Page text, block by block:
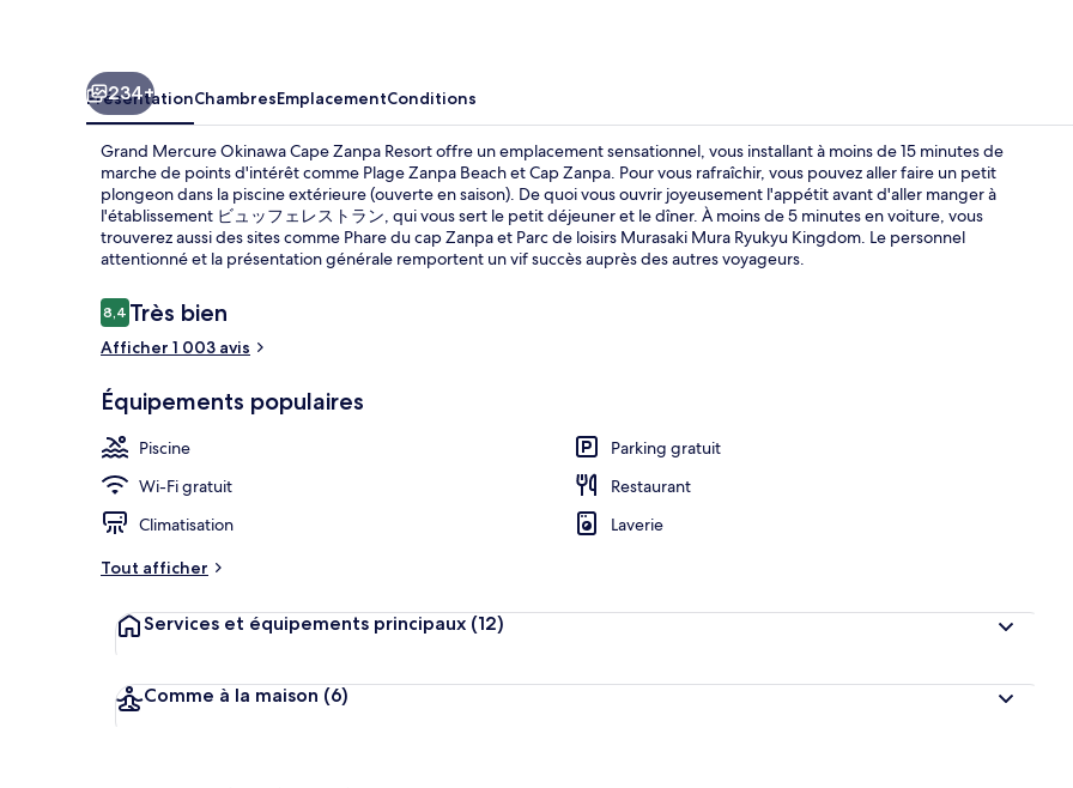
Chambre
234+
PrésentationChambresEmplacementConditions
Grand Mercure Okinawa Cape Zanpa Resort offre un emplacement sensationnel, vous installant à moins de 15 minutes de
marche de points d'intérêt comme Plage Zanpa Beach et Cap Zanpa. Pour vous rafraîchir, vous pouvez aller faire un petit
plongeon dans la piscine extérieure (ouverte en saison). De quoi vous ouvrir joyeusement l'appétit avant d'aller manger à
l'établissement ビュッフェレストラン, qui vous sert le petit déjeuner et le dîner. À moins de 5 minutes en voiture, vous
trouverez aussi des sites comme Phare du cap Zanpa et Parc de loisirs Murasaki Mura Ryukyu Kingdom. Le personnel
attentionné et la présentation générale remportent un vif succès auprès des autres voyageurs.
Avis
voyageurs
8,48,4 sur 10
Très bien
Afficher 1 003 avis
Équipements populaires
Piscine
Parking gratuit
Wi-Fi gratuit
Restaurant
Climatisation
Laverie
Tout afficher
Services et équipements principaux (12)
Comme à la maison (6)